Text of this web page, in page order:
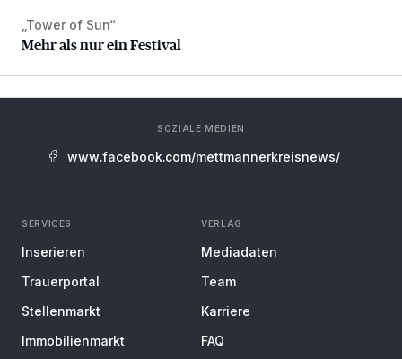
Mehr als nur ein Festival
„Tower of Sun“
Mehr als nur ein Festival
SOZIALE MEDIEN
www.facebook.com/mettmannerkreisnews/
SERVICES
Inserieren
Trauerportal
Stellenmarkt
Immobilienmarkt
VERLAG
Mediadaten
Team
Karriere
FAQ